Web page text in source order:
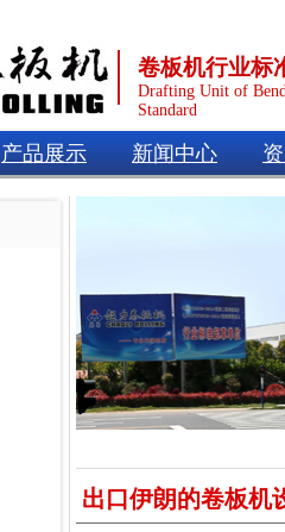
卷板机行业标
Drafting Unit of
Standard
产品展示 新闻中心
出口伊朗的卷板机